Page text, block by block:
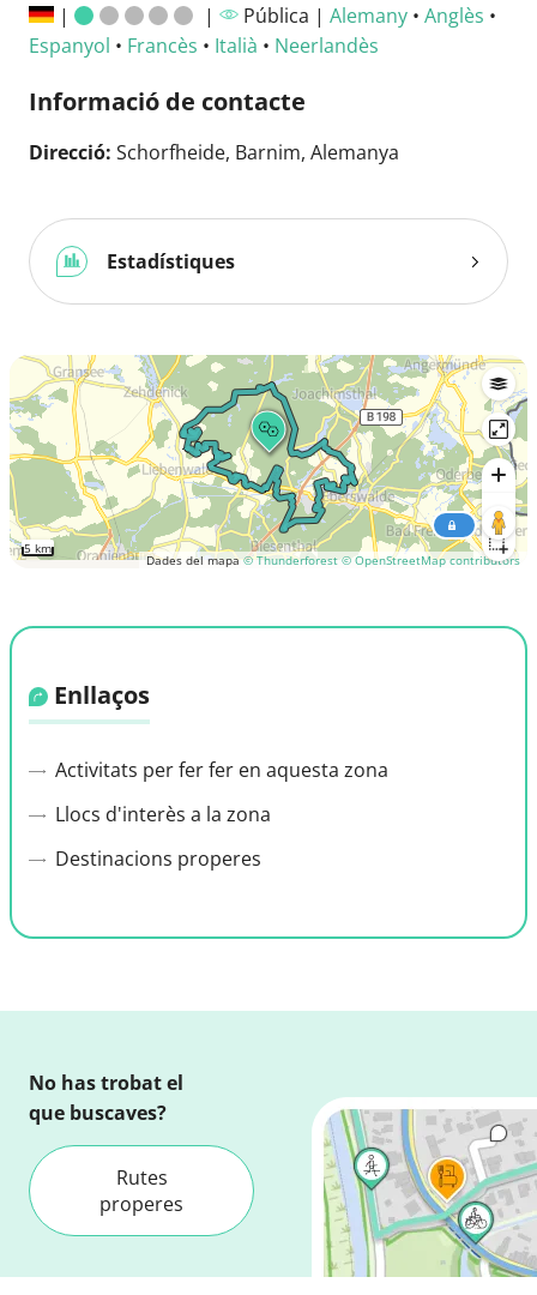
|
| Pública | Alemany• Anglès •
Espanyol • Francès • Italià • Neerlandès
Informació de contacte
Direcció: Schorfheide, Barnim, Alemanya
Estadístiques
Dades del mapa© Thunderforest © OpenStreetMap contributors
5 km
Enllaços
Activitats per fer fer en aquesta zona
Llocs d'interès a la zona
Destinacions properes
No has trobat el
que buscaves?
Rutes
properes